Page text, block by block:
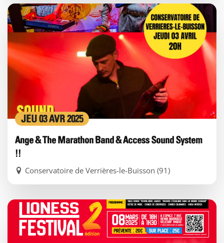
JEU 03 AVR 2025
Ange & The Marathon Band & Access Sound System
!!
Conservatoire de Verrières-le-Buisson (91)